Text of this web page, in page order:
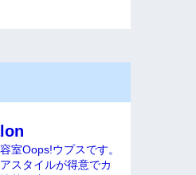
室Oops!ウプスです。
スタイルが得意でカ